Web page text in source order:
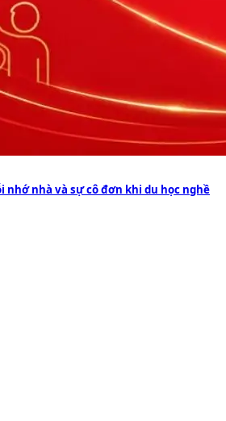
nhà và sự cô đơn khi du học nghề